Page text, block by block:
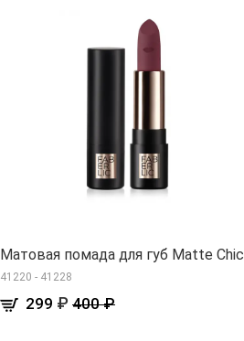
Матовая помада для губ Matte Chic
41220 - 41228
299 ₽ 400 ₽